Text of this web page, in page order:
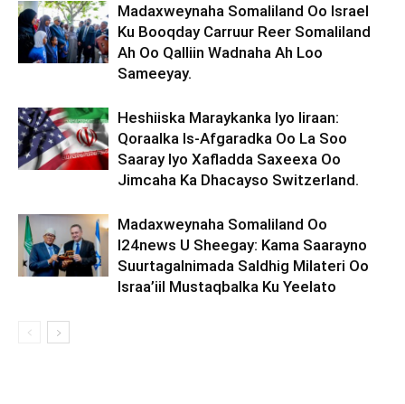
Madaxweynaha Somaliland Oo Israel
Ku Booqday Carruur Reer Somaliland
Ah Oo Qalliin Wadnaha Ah Loo
Sameeyay.
Heshiiska Maraykanka Iyo Iiraan:
Qoraalka Is-Afgaradka Oo La Soo
Saaray Iyo Xafladda Saxeexa Oo
Jimcaha Ka Dhacayso Switzerland.
Madaxweynaha Somaliland Oo
I24news U Sheegay: Kama Saarayno
Suurtagalnimada Saldhig Milateri Oo
Israa’iil Mustaqbalka Ku Yeelato